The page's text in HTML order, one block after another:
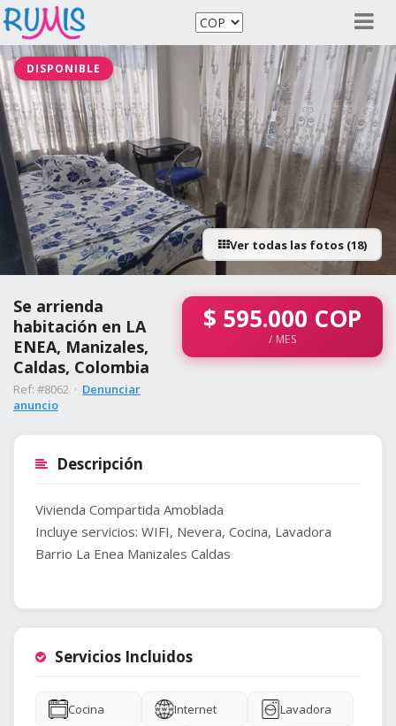
DISPONIBLE
Ver todas las fotos (18)
Se arrienda
habitación en LA
ENEA, Manizales,
Caldas, Colombia
Ref: #8062 · Denunciar
anuncio
$ 595.000 COP
/ MES
Descripción
Vivienda Compartida Amoblada
Incluye servicios: WIFI, Nevera, Cocina, Lavadora
Barrio La Enea Manizales Caldas
Servicios Incluidos
Cocina Internet Lavadora